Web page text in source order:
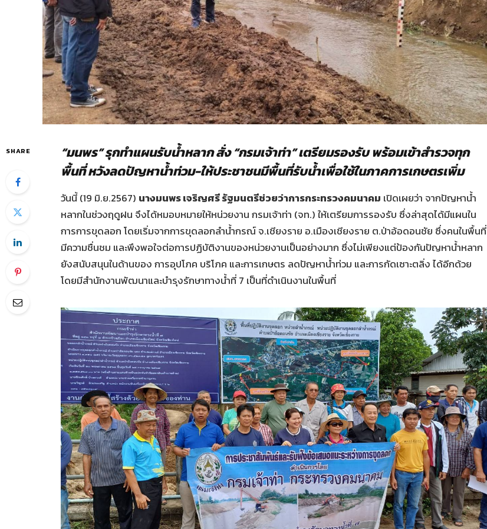
SHARE
“มนพร” รุกทำแผนรับน้ำหลาก สั่ง “กรมเจ้าท่า” เตรียมรองรับ พร้อมเข้าสำรวจทุก
พื้นที่ หวังลดปัญหาน้ำท่วม-ให้ประชาชนมีพื้นที่รับน้ำเพื่อใช้ในภาคการเกษตรเพิ่ม
วันนี้ (19 มิ.ย.2567) นางมนพร เจริญศรี รัฐมนตรีช่วยว่าการกระทรวงคมนาคม เปิดเผยว่า จากปัญหาน้ำ
หลากในช่วงฤดูฝน จึงได้หมอบหมายให้หน่วยงาน กรมเจ้าท่า (จท.) ให้เตรียมการรองรับ ซึ่งล่าสุดได้มีแผนใน
การการขุดลอก โดยเริ่มจากการขุดลอกลำน้ำกรณ์ จ.เชียงราย อ.เมืองเชียงราย ต.ป่าอ้อดอนชัย ซึ่งคนในพื้นที่
มีความชื่นชม และพึงพอใจต่อการปฏิบัติงานของหน่วยงานเป็นอย่างมาก ซึ่งไม่เพียงแต่ป้องกันปัญหาน้ำหลาก
ยังสนับสนุนในด้านของ การอุปโภค บริโภค และการเกษตร ลดปัญหาน้ำท่วม และการกัดเซาะตลิ่ง ได้อีกด้วย
โดยมีสำนักงานพัฒนาและบำรุงรักษาทางน้ำที่ 7 เป็นที่ดำเนินงานในพื้นที่